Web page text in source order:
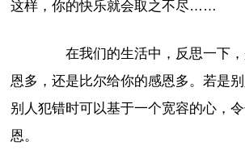
这样，你的快乐就会取之不尽……
在我们的生活中，反思一下，
恩多，还是比尔给你的感恩多。若是
别人犯错时可以基于一个宽容的心，
恩。